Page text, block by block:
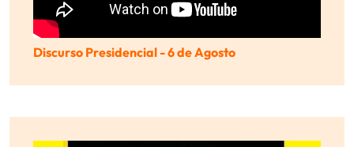
Discurso Presidencial - 6 de Agosto